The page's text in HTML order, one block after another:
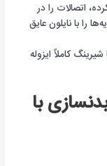
اتصالات را در
را با نایلون عایق
کاملاً ایزوله
با